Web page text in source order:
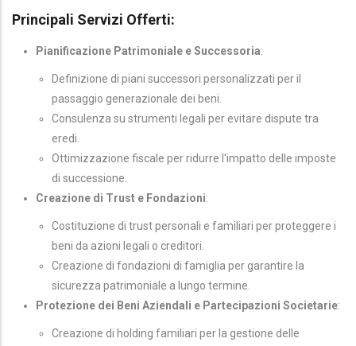
Principali Servizi Offerti:
Pianificazione Patrimoniale e Successoria:
Definizione di piani successori personalizzati per il
passaggio generazionale dei beni.
Consulenza su strumenti legali per evitare dispute tra
eredi.
Ottimizzazione fiscale per ridurre l'impatto delle imposte
di successione.
Creazione di Trust e Fondazioni:
Costituzione di trust personali e familiari per proteggere i
beni da azioni legali o creditori.
Creazione di fondazioni di famiglia per garantire la
sicurezza patrimoniale a lungo termine.
Protezione dei Beni Aziendali e Partecipazioni Societarie:
Creazione di holding familiari per la gestione delle